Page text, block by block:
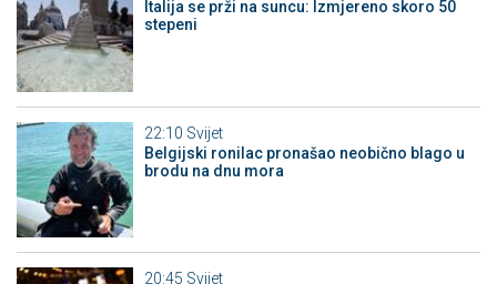
Italija se prži na suncu: Izmjereno skoro 50
stepeni
22:10 Svijet
Belgijski ronilac pronašao neobično blago u
brodu na dnu mora
20:45 Svijet